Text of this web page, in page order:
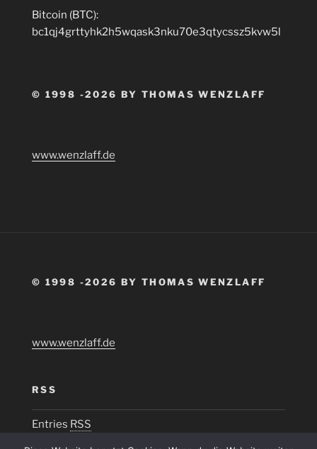
Bitcoin (BTC):
bc1qj4grttyhk2h5wqask3nku70e3qtycssz5kvw5l
© 1998 -2026 BY THOMAS WENZLAFF
www.wenzlaff.de
© 1998 -2026 BY THOMAS WENZLAFF
www.wenzlaff.de
RSS
Entries RSS